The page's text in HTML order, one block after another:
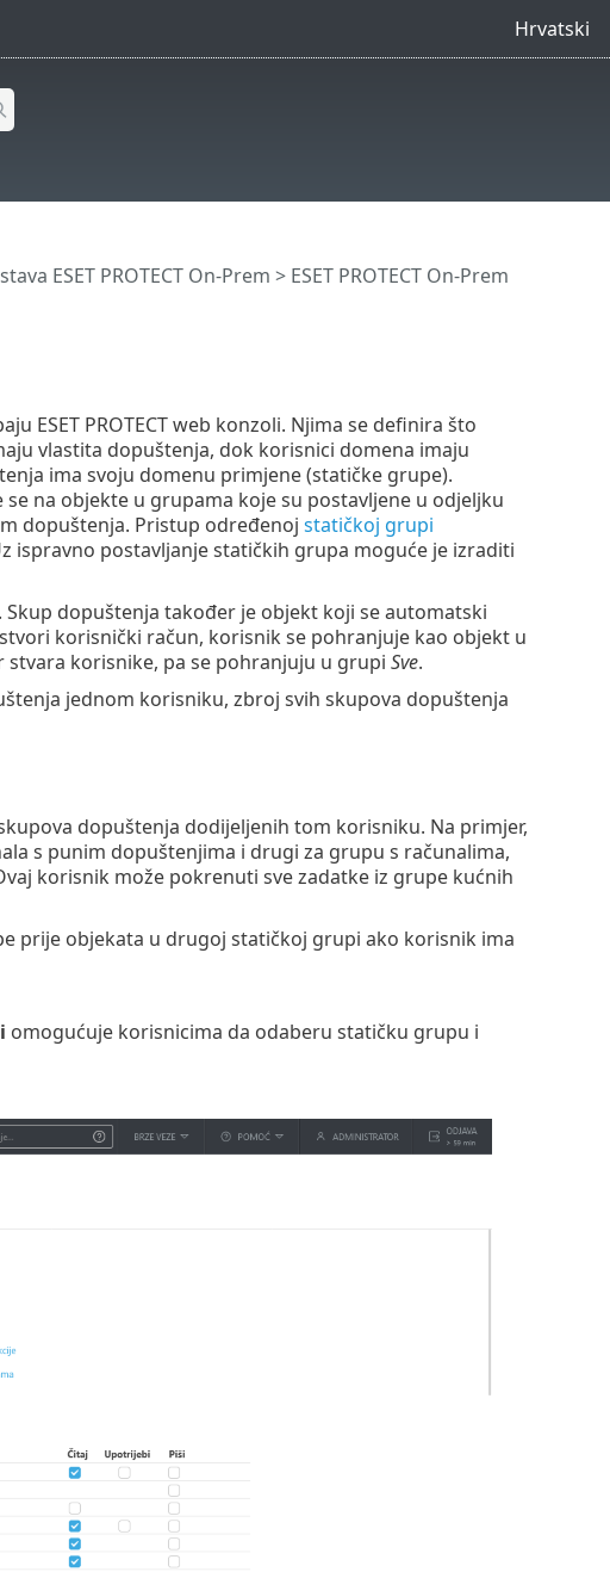
Hrvatski
ESET PROTECT On-Prem > ESET PROTECT On-Prem
ESET PROTECT web konzoli. Njima se definira što
vlastita dopuštenja, dok korisnici domena imaju
ima svoju domenu primjene (statičke grupe).
se na objekte u grupama koje su postavljene u odjeljku
dopuštenja. Pristup određenoj statičkoj grupi
postavljanje statičkih grupa moguće je izraditi
dopuštenja također je objekt koji se automatski
korisnički račun, korisnik se pohranjuje kao objekt u
korisnike, pa se pohranjuju u grupi Sve.
jednom korisniku, zbroj svih skupova dopuštenja
dopuštenja dodijeljenih tom korisniku. Na primjer,
s punim dopuštenjima i drugi za grupu s računalima,
korisnik može pokrenuti sve zadatke iz grupe kućnih
prije objekata u drugoj statičkoj grupi ako korisnik ima
omogućuje korisnicima da odaberu statičku grupu i